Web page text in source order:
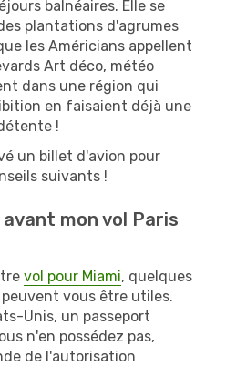
balnéaires. Elle se
plantations d'agrumes
les Américians appellent
Art déco, météo
dans une région qui
en faisaient déjà une
!
un billet d'avion pour
suivants !
mon vol Paris
vol pour Miami, quelques
vous être utiles.
Unis, un passeport
n'en possédez pas,
de l'autorisation